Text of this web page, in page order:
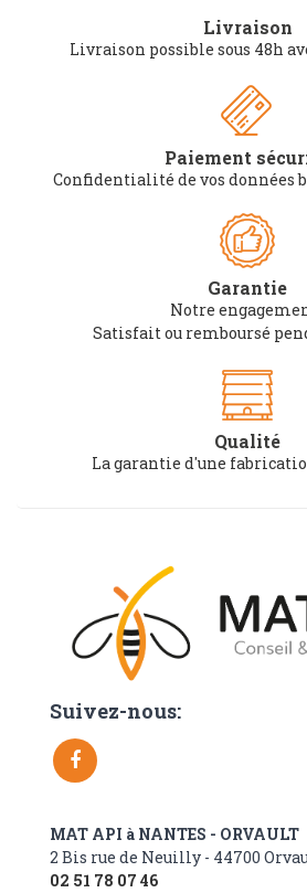
Livraison
Livraison possible sous 48h
Paiement
Confidentialité de vos données
Garantie
Notre
Satisfait ou remboursé
Qualité
La garantie d'une
Suivez-nous:
MAT API à NANTES - ORVAULT
2 Bis rue de Neuilly - 44700
02 51 78 07 46